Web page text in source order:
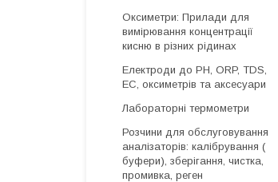
Оксиметри: Прилади для
вимірювання концентрації
кисню в різних рідинах
Електроди до PH, ORP, TDS,
EC, оксиметрів та аксесуари
Лабораторні термометри
Розчини для обслуговування
аналізаторів: калібрування (
буфери), зберігання, чистка,
промивка, реген